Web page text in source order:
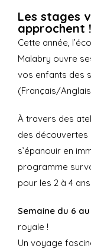
Les stages
approchent !
Cette année,
Malabry ouvre
vos enfants des
(Français/
À travers des
des découvertes
s’épanouir en
programme
pour les 2 à 4
Semaine du 6
royale !
Un voyage